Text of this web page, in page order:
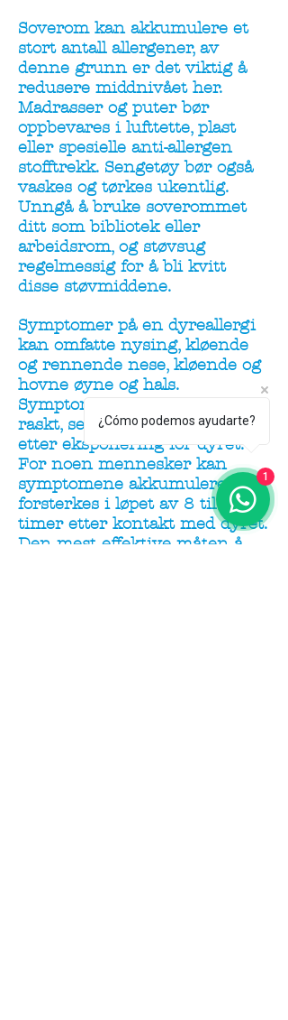
Soverom kan akkumulere et
stort antall allergener, av
denne grunn er det viktig å
redusere middnivået her.
Madrasser og puter bør
oppbevares i lufttette, plast
eller spesielle anti-allergen
stofftrekk. Sengetøy bør også
vaskes og tørkes ukentlig.
Unngå å bruke soverommet
ditt som bibliotek eller
arbeidsrom, og støvsug
regelmessig for å bli kvitt
disse støvmiddene.
Symptomer på en dyreallergi
kan omfatte nysing, kløende
og rennende nese, kløende og
hovne øyne og hals.
Symptomer oppstår vanligvis
raskt, selv innen minutter
etter eksponering for dyret.
For noen mennesker kan
symptomene akkumuleres og
forsterkes i løpet av 8 til 12
timer etter kontakt med dyret.
Den mest effektive måten å
¿Cómo podemos ayudarte?
1